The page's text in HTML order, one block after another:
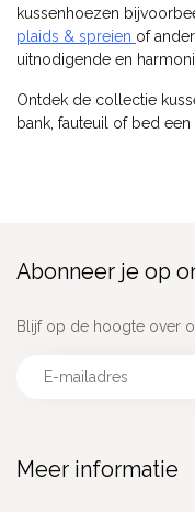
kussenhoezen
plaids & spreien of
uitnodigende en
Ontdek de collectie
bank, fauteuil of bed
Meer informatie
Abonneer je op
Blijf op de hoogte over